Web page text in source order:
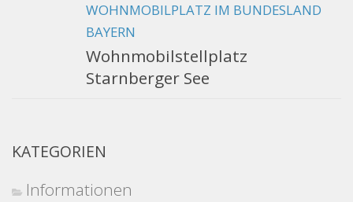
WOHNMOBILPLATZ IM BUNDESLAND
BAYERN
Wohnmobilstellplatz
Starnberger See
KATEGORIEN
Informationen